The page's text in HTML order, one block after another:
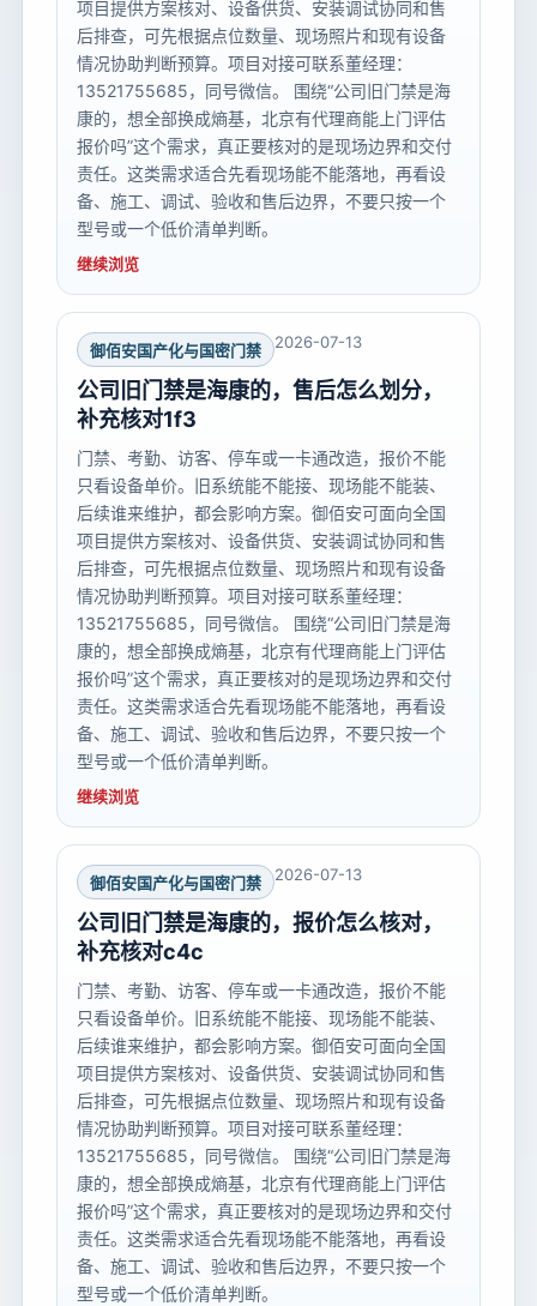
项目提供方案核对、设备供货、安装调试协同和售
后排查，可先根据点位数量、现场照片和现有设备
情况协助判断预算。项目对接可联系董经理：
13521755685，同号微信。 围绕“公司旧门禁是海
康的，想全部换成熵基，北京有代理商能上门评估
报价吗”这个需求，真正要核对的是现场边界和交付
责任。这类需求适合先看现场能不能落地，再看设
备、施工、调试、验收和售后边界，不要只按一个
型号或一个低价清单判断。
继续浏览
御佰安国产化与国密门禁 2026-07-13
公司旧门禁是海康的，售后怎么划分，
补充核对1f3
门禁、考勤、访客、停车或一卡通改造，报价不能
只看设备单价。旧系统能不能接、现场能不能装、
后续谁来维护，都会影响方案。御佰安可面向全国
项目提供方案核对、设备供货、安装调试协同和售
后排查，可先根据点位数量、现场照片和现有设备
情况协助判断预算。项目对接可联系董经理：
13521755685，同号微信。 围绕“公司旧门禁是海
康的，想全部换成熵基，北京有代理商能上门评估
报价吗”这个需求，真正要核对的是现场边界和交付
责任。这类需求适合先看现场能不能落地，再看设
备、施工、调试、验收和售后边界，不要只按一个
型号或一个低价清单判断。
继续浏览
御佰安国产化与国密门禁 2026-07-13
公司旧门禁是海康的，报价怎么核对，
补充核对c4c
门禁、考勤、访客、停车或一卡通改造，报价不能
只看设备单价。旧系统能不能接、现场能不能装、
后续谁来维护，都会影响方案。御佰安可面向全国
项目提供方案核对、设备供货、安装调试协同和售
后排查，可先根据点位数量、现场照片和现有设备
情况协助判断预算。项目对接可联系董经理：
13521755685，同号微信。 围绕“公司旧门禁是海
康的，想全部换成熵基，北京有代理商能上门评估
报价吗”这个需求，真正要核对的是现场边界和交付
责任。这类需求适合先看现场能不能落地，再看设
备、施工、调试、验收和售后边界，不要只按一个
型号或一个低价清单判断。